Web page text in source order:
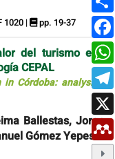
1020 | pp. 19-37
del turismo en
CEPAL
Córdoba: analysis
Ballestas, Jorge
Gómez Yepes